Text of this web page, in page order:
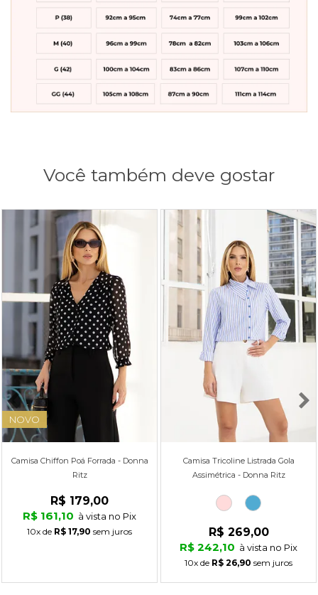
Você também deve gostar
NOVO
Camisa Chiffon Poá Forrada - Donna
Ritz
R$ 179,00
R$ 161,10 à vista no Pix
10x de R$ 17,90 sem juros
Camisa Tricoline Listrada Gola
Assimétrica - Donna Ritz
R$ 269,00
R$ 242,10 à vista no Pix
10x de R$ 26,90 sem juros